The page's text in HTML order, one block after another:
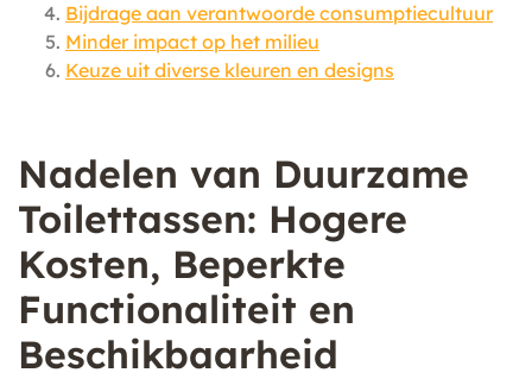
Bijdrage aan verantwoorde consumptiecultuur
Minder impact op het milieu
Keuze uit diverse kleuren en designs
Nadelen van Duurzame
Toilettassen: Hogere
Kosten, Beperkte
Functionaliteit en
Beschikbaarheid